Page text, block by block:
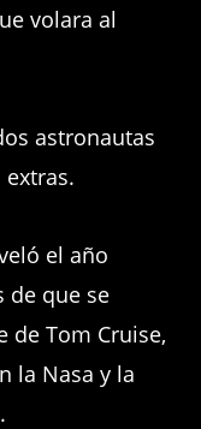
volara al
astronautas
el año
de que se
de Tom Cruise,
la Nasa y la